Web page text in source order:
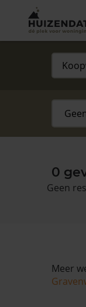
0
Geen
Meer